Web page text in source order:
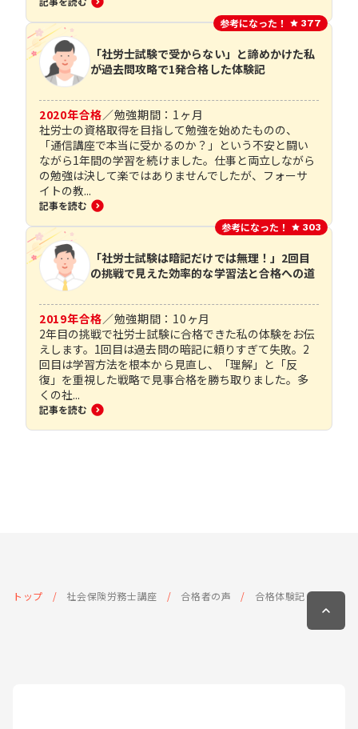
参考になった！ 377
「社労士試験で受からない」と諦めかけた私
が過去問攻略で1発合格した体験記
2020年合格／勉強期間： 1 ヶ月
社労士の資格取得を目指して勉強を始めたものの、
「通信講座で本当に受かるのか？」という不安と闘い
ながら1年間の学習を続けました。仕事と両立しながら
の勉強は決して楽ではありませんでしたが、フォーサ
イトの教...
記事を読む
参考になった！ 303
「社労士試験は暗記だけでは無理！」2回目
の挑戦で見えた効率的な学習法と合格への道
2019年合格／勉強期間： 10 ヶ月
2年目の挑戦で社労士試験に合格できた私の体験をお伝
えします。1回目は過去問の暗記に頼りすぎて失敗。2
回目は学習方法を根本から見直し、「理解」と「反
復」を重視した戦略で見事合格を勝ち取りました。多
くの社...
記事を読む
トップ 社会保険労務士講座 合格者の声 合格体験記